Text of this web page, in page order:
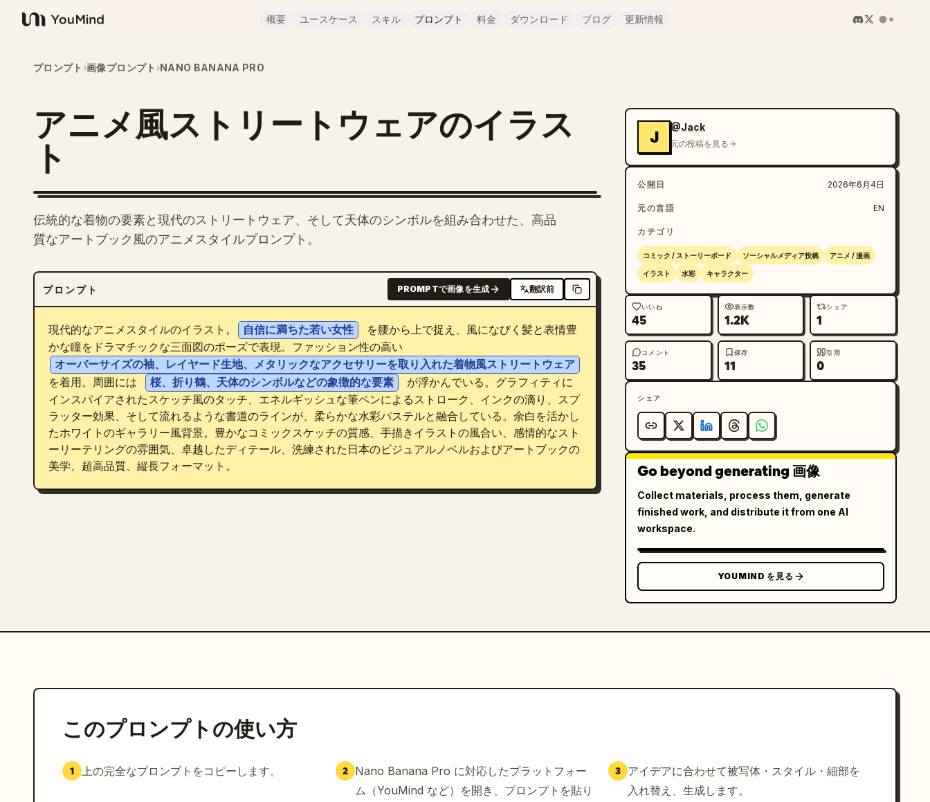
YouMind
概要 ユースケース スキル プロンプト 料金 ダウンロード ブログ 更新情報
プロンプト ›画像プロンプト ›NANO BANANA PRO
アニメ風ストリートウェアのイラス
ト
伝統的な着物の要素と現代のストリートウェア、そして天体のシンボルを組み合わせた、高品
質なアートブック風のアニメスタイルプロンプト。
プロンプト PROMPTで画像を生成 翻訳前
現代的なアニメスタイルのイラスト。 自信に満ちた若い女性
を腰から上で捉え、風になびく髪と表情豊
かな瞳をドラマチックな三面図のポーズで表現。ファッション性の高い
オーバーサイズの袖、レイヤード生地、メタリックなアクセサリーを取り入れた着物風ストリートウェア
を着用。周囲には
桜、折り鶴、天体のシンボルなどの象徴的な要素
が浮かんでいる。グラフィティに
インスパイアされたスケッチ風のタッチ、エネルギッシュな筆ペンによるストローク、インクの滴り、スプ
ラッター効果、そして流れるような書道のラインが、柔らかな水彩パステルと融合している。余白を活かし
たホワイトのギャラリー風背景。豊かなコミックスケッチの質感、手描きイラストの風合い、感情的なスト
ーリーテリングの雰囲気、卓越したディテール、洗練された日本のビジュアルノベルおよびアートブックの
美学、超高品質、縦長フォーマット。
J
@Jack
元の投稿を見る
公開日 2026年6月4日
元の言語 EN
カテゴリ
コミック / ストーリーボード ソーシャルメディア投稿 アニメ / 漫画
イラスト 水彩 キャラクター
いいね
45
表示数
1.2K
シェア
1
コメント
35
保存
11
引用
0
シェア
Go beyond generating 画像
Collect materials, process them, generate
finished work, and distribute it from one AI
workspace.
YOUMIND を見る
このプロンプトの使い方
1 上の完全なプロンプトをコピーします。 2 Nano Banana Pro に対応したプラットフォー
ム（YouMind など）を開き、プロンプトを貼り
3
アイデアに合わせて被写体・スタイル・細部を
入れ替え、生成します。